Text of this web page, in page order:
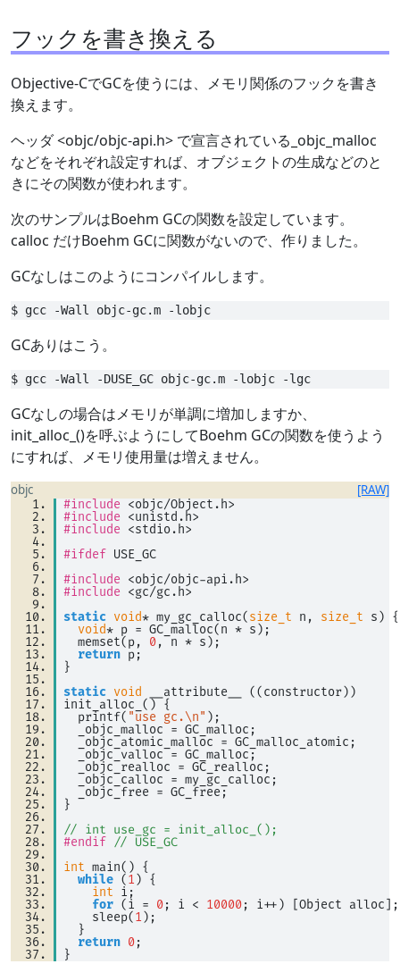
フックを書き換える
Objective-CでGCを使うには、メモリ関係のフックを書き
換えます。
ヘッダ <objc/objc-api.h> で宣言されている_objc_malloc
などをそれぞれ設定すれば、オブジェクトの生成などのと
きにその関数が使われます。
次のサンプルはBoehm GCの関数を設定しています。
calloc だけBoehm GCに関数がないので、作りました。
GCなしはこのようにコンパイルします。
GCありはこう。
GCなしの場合はメモリが単調に増加しますか、
init_alloc_()を呼ぶようにしてBoehm GCの関数を使うよう
にすれば、メモリ使用量は増えません。
objc [RAW]
#include <objc/Object.h>
#include
<unistd.h>
#include
<stdio.h>
#ifdef USE_GC
#include
<objc/objc-api.h>
#include
<gc/gc.h>
static
void* my_gc_calloc(size_t n, size_t s)
void* p = GC_malloc(n * s);
  memset(p,
0, n * s);
return p;
}
static
void __attribute__ ((constructor))
init_alloc_() {
  printf(
"use gc.\n" );
  _objc_malloc
= GC_malloc;
  _objc_atomic_malloc
= GC_malloc_atomic;
  _objc_valloc
= GC_malloc;
  _objc_realloc
= GC_realloc;
  _objc_calloc
= my_gc_calloc;
  _objc_free
= GC_free;
}
// int use_gc = init_alloc_();
#endif
// USE_GC
int main() {
while (1 ) {
int i;
for (i = 0; i < 10000; i++ ) [Object
    sleep(
1 );
  }
return 0;
}